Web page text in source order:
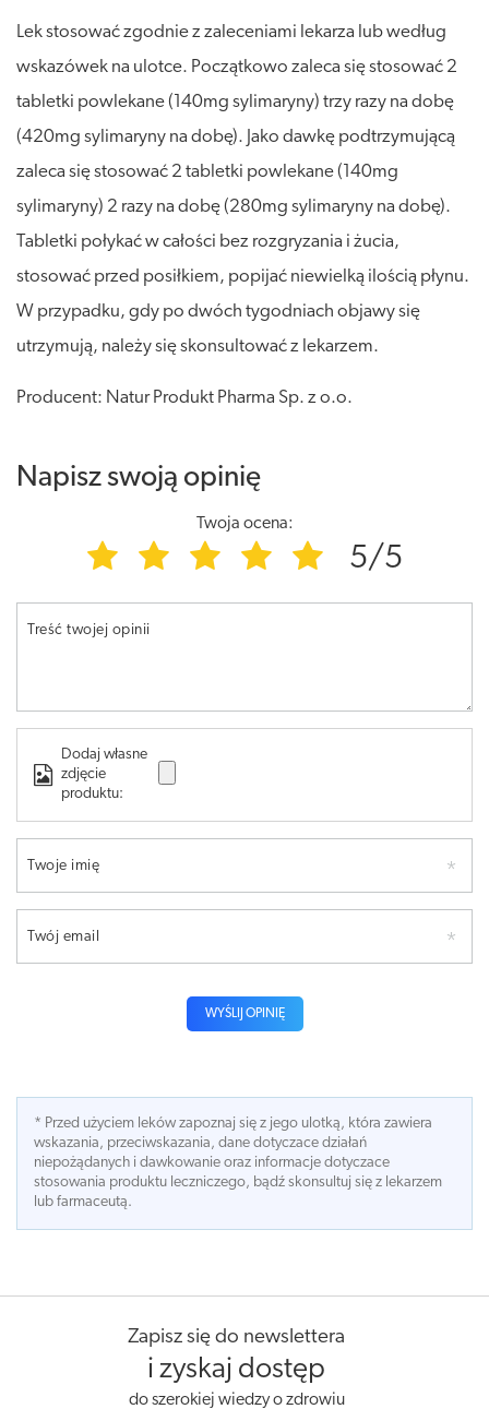
Lek stosować zgodnie z zaleceniami lekarza lub według
wskazówek na ulotce. Początkowo zaleca się stosować 2
tabletki powlekane (140mg sylimaryny) trzy razy na dobę
(420mg sylimaryny na dobę). Jako dawkę podtrzymującą
zaleca się stosować 2 tabletki powlekane (140mg
sylimaryny) 2 razy na dobę (280mg sylimaryny na dobę).
Tabletki połykać w całości bez rozgryzania i żucia,
stosować przed posiłkiem, popijać niewielką ilością płynu.
W przypadku, gdy po dwóch tygodniach objawy się
utrzymują, należy się skonsultować z lekarzem.
Producent: Natur Produkt Pharma Sp. z o.o.
Napisz swoją opinię
Twoja ocena:
5/5
Treść twojej opinii
Dodaj własne
zdjęcie
produktu:
Twoje imię
Twój email
WYŚLIJ OPINIĘ
* Przed użyciem leków zapoznaj się z jego ulotką, która zawiera
wskazania, przeciwskazania, dane dotyczace działań
niepożądanych i dawkowanie oraz informacje dotyczace
stosowania produktu leczniczego, bądź skonsultuj się z lekarzem
lub farmaceutą.
Zapisz się do newslettera
i zyskaj dostęp
do szerokiej wiedzy o zdrowiu